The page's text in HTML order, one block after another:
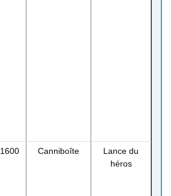
1600 Canniboîte
Lance du
héros